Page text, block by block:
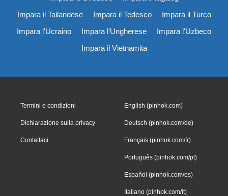
Impara il Tailandese
Impara il Tedesco
Impara il Turco
Impara l'Ucraino
Impara l'Ungherese
Impara l'Uzbeco
Impara il Vietnamita
Termini e condizioni
Dichiarazione sulla privacy
Contattaci
English (pinhok.com)
Deutsch (pinhok.com/de)
Français (pinhok.com/fr)
Português (pinhok.com/pt)
Español (pinhok.com/es)
Italiano (pinhok.com/it)